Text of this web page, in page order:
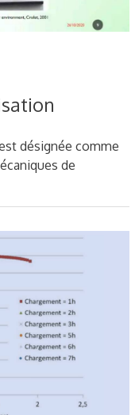
désignée comme
de